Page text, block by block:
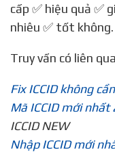
cấp ✅ hiệu quả ✅
nhiêu ✅ tốt không.
Truy vấn có liên
Fix ICCID không
Mã ICCID mới nhất
ICCID NEW
Nhập ICCID mới